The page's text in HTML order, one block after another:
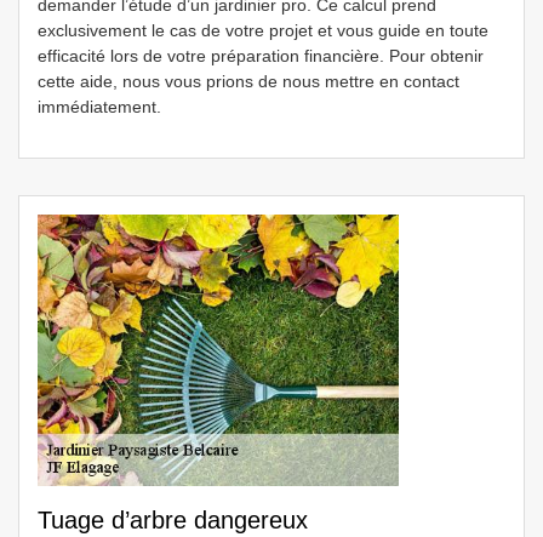
demander l’étude d’un jardinier pro. Ce calcul prend
exclusivement le cas de votre projet et vous guide en toute
efficacité lors de votre préparation financière. Pour obtenir
cette aide, nous vous prions de nous mettre en contact
immédiatement.
Tuage d’arbre dangereux